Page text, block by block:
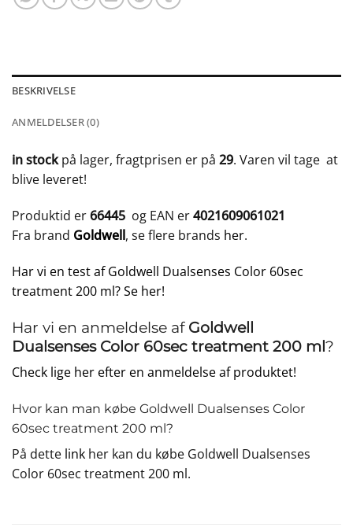
BESKRIVELSE
ANMELDELSER (0)
in stockpå lager, fragtprisen er på 29. Varen vil tage at
blive leveret!
Produktid er66445 og EAN er4021609061021
Fra brand Goldwell, se flere brands her.
Har vi en test af Goldwell Dualsenses Color 60sec
treatment 200 ml? Se her!
Har vi en anmeldelse af Goldwell
Dualsenses Color 60sec treatment 200 ml?
Check lige her efter en anmeldelse af produktet!
Hvor kan man købe Goldwell Dualsenses Color
60sec treatment 200 ml?
På dette link her kan du købe Goldwell Dualsenses
Color 60sec treatment 200 ml.